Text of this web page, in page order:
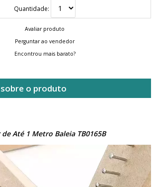
Quantidade:
Avaliar produto
Perguntar ao vendedor
Encontrou mais barato?
o produto
Até 1 Metro Baleia TB0165B